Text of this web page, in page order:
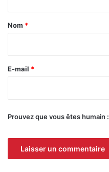
a
e
Nom *
E-mail *
Prouvez que vous êtes humain :